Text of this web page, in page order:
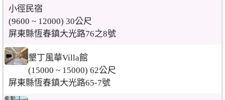
小徑民宿
(9600 ~ 12000) 30公尺
屏東縣恆春鎮大光路76之8號
墾丁風華Villa館
(15000 ~ 15000) 62公尺
屏東縣恆春鎮大光路65-7號